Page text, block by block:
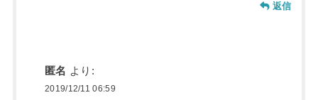
返信
匿名 より:
2019/12/11 06:59